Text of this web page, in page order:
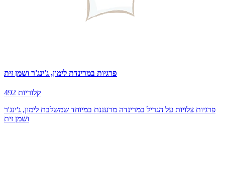
פרגיות במרינדת לימון, ג'ינג'ר ושמן זית
492 קלוריות
פרגיות צלויות על הגריל במרינדה מרעננת במיוחד שמשלבת לימון, ג'ינג'ר
ושמן זית